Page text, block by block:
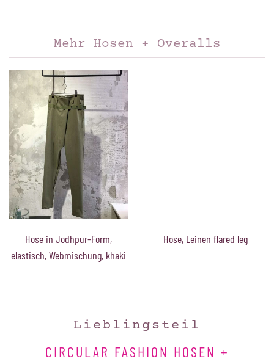
Mehr Hosen + Overalls
Hose in Jodhpur-Form,
elastisch, Webmischung, khaki
Hose, Leinen flared leg
Lieblingsteil
CIRCULAR FASHION HOSEN +